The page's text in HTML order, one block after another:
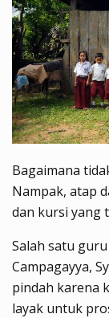
Bagaimana
Nampak, atap
dan kursi yang
Salah satu
Campagayya,
pindah karena
layak untuk